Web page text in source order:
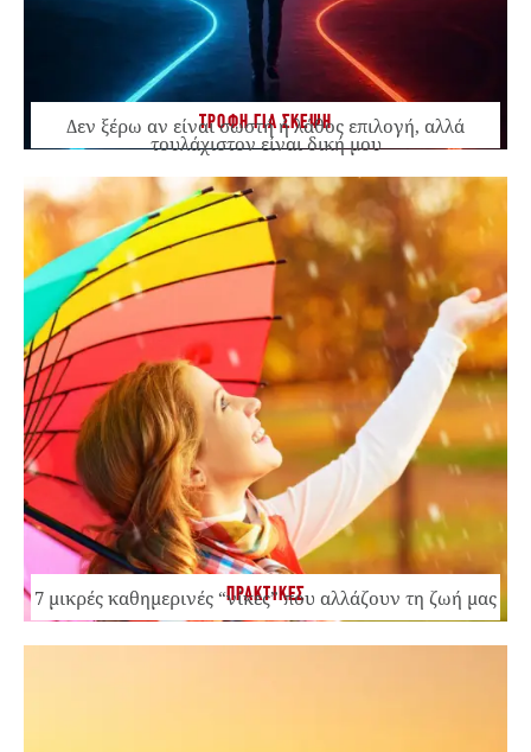
ΤΡΟΦΗ ΓΙΑ ΣΚΕΨΗ
Δεν ξέρω αν είναι σωστή ή λάθος επιλογή, αλλά
τουλάχιστον είναι δική μου
ΠΡΑΚΤΙΚΕΣ
7 μικρές καθημερινές “νίκες” που αλλάζουν τη ζωή μας